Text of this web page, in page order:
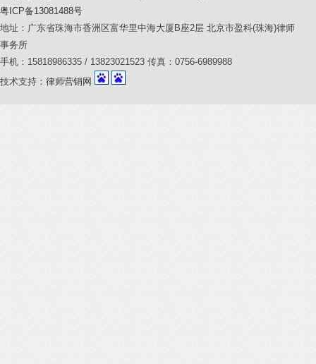
粤ICP备13081488号
地址：广东省珠海市香洲区富华里中海大厦B座2层 北京市盈科(珠海)律师
事务所
手机：15818986335 / 13823021523 传真：0756-6989988
技术支持： 律师营销网